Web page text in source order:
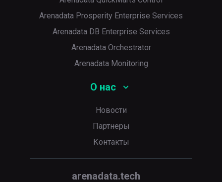
Arenadata Prosperity Enterprise Services
Arenadata DB Enterprise Services
Arenadata Orchestrator
Arenadata Monitoring
О нас
Новости
Партнеры
Контакты
arenadata.tech